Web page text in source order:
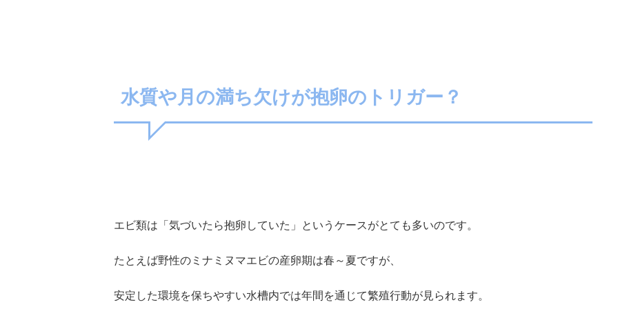
水質や月の満ち欠けが抱卵のトリガー？
エビ類は「気づいたら抱卵していた」というケースがとても多いのです。
たとえば野性のミナミヌマエビの産卵期は春～夏ですが、
安定した環境を保ちやすい水槽内では年間を通じて繁殖行動が見られます。